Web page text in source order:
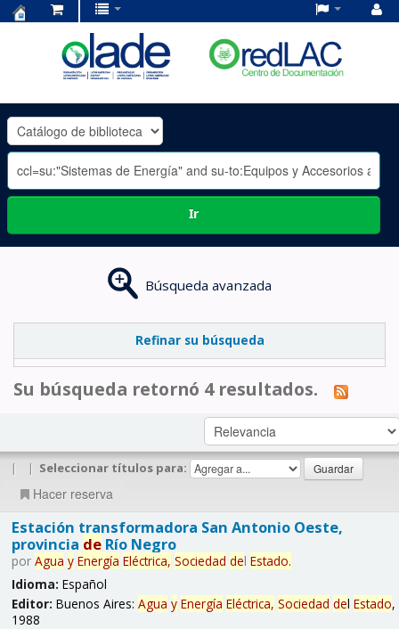
OLADE
-
Ir
Búsqueda avanzada
Refinar su búsqueda
Su búsqueda retornó 4 resultados.
| | Seleccionar títulos para:
Hacer reserva
Estación transformadora San Antonio Oeste,
provincia deRío Negro
por Agua y Energía Eléctrica, Sociedad del Estado.
Idioma: Español
Editor: Buenos Aires: Agua y Energía Eléctrica, Sociedad del Estado,
1988